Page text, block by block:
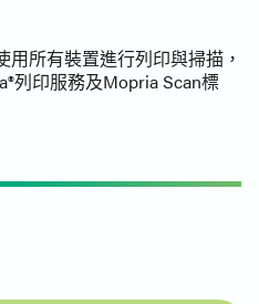
所有裝置進行列印與掃描，
列印服務及Mopria Scan標